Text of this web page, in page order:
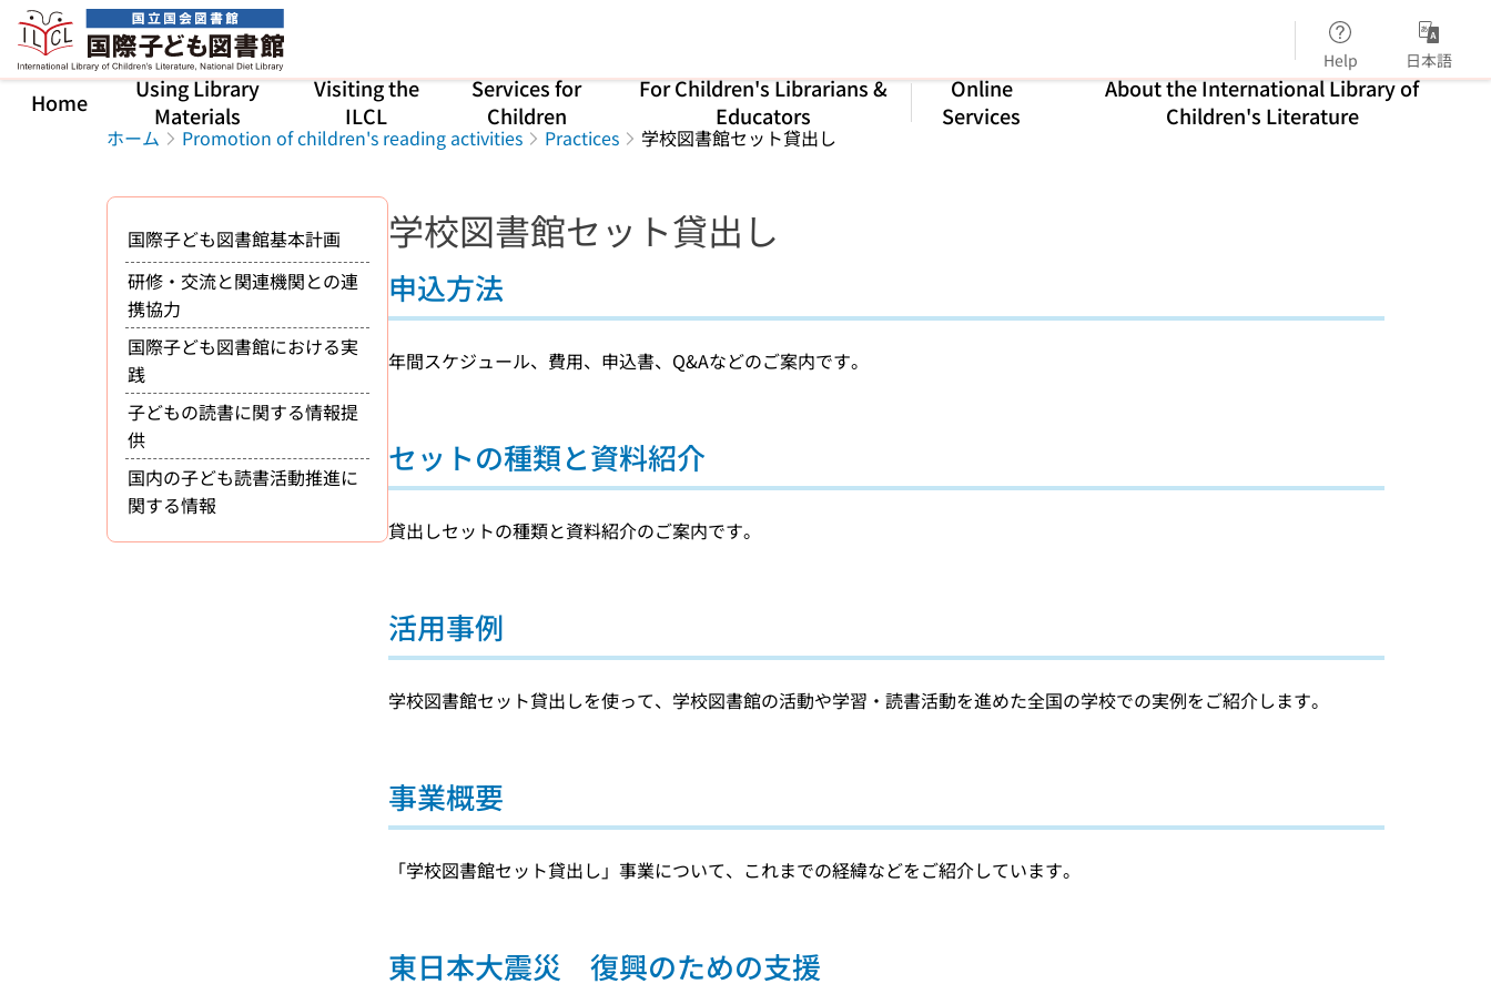
Jump to main content
Help 日本語
Home
Using Library
Materials
Visiting the
ILCL
Services for
Children
For Children's Librarians &
Educators
Online
Services
About the International Library of
Children's Literature
ホーム Promotion of children's reading activities Practices 学校図書館セット貸出し
学校図書館セット貸出し
申込方法
年間スケジュール、費用、申込書、Q&Aなどのご案内です。
セットの種類と資料紹介
貸出しセットの種類と資料紹介のご案内です。
活用事例
学校図書館セット貸出しを使って、学校図書館の活動や学習・読書活動を進めた全国の学校での実例をご紹介します。
事業概要
「学校図書館セット貸出し」事業について、これまでの経緯などをご紹介しています。
東日本大震災 復興のための支援
国際子ども図書館基本計画
研修・交流と関連機関との連
携協力
国際子ども図書館における実
践
子どもの読書に関する情報提
供
国内の子ども読書活動推進に
関する情報